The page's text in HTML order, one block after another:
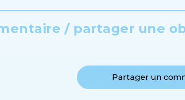
/ partager une
Partager un